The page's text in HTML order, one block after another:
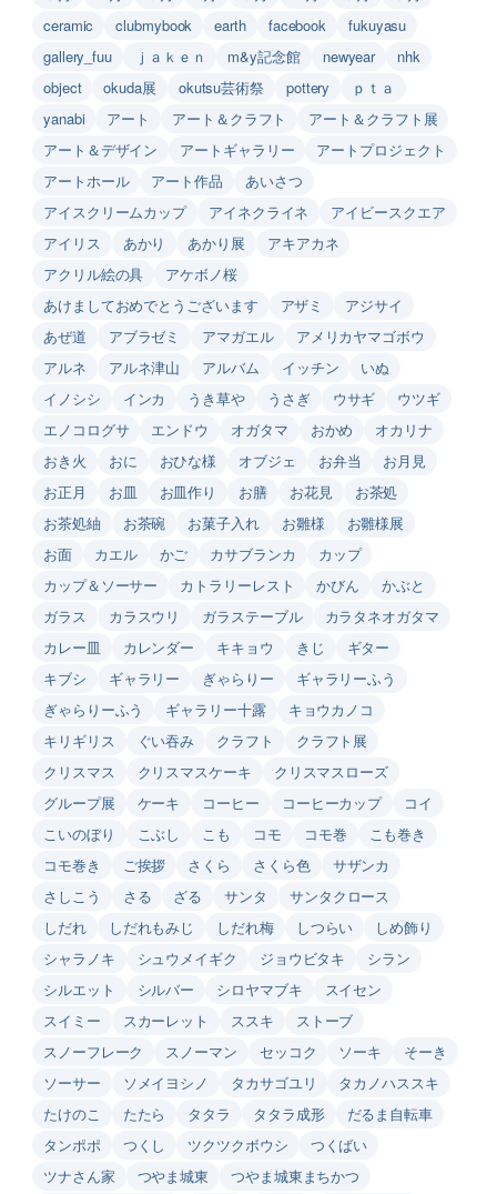
ceramic
clubmybook earth facebook
fukuyasu
gallery_fuu
ｊａｋｅｎ m&y記念館 newyear
nhk
object
okuda展 okutsu芸術祭 pottery
ｐｔａ
yanabi
アート アート＆クラフト
アート＆クラフト展
アート＆デザイン
アートギャラリー
アートプロジェクト
アートホール
アート作品
あいさつ
アイスクリームカップ
アイネクライネ
アイビースクエア
アイリス
あかり あかり展
アキアカネ
アクリル絵の具
アケボノ桜
あけましておめでとうございます
アザミ
アジサイ
あぜ道
アブラゼミ アマガエル
アメリカヤマゴボウ
アルネ
アルネ津山 アルバム イッチン
いぬ
イノシシ
インカ うき草や うさぎ ウサギ
ウツギ
エノコログサ
エンドウ オガタマ おかめ
オカリナ
おき火
おに おひな様 オブジェ お弁当
お月見
お正月
お皿 お皿作り お膳 お花見
お茶処
お茶処紬
お茶碗 お菓子入れ お雛様
お雛様展
お面
カエル かご カサブランカ
カップ
カップ＆ソーサー
カトラリーレスト かびん
かぶと
ガラス
カラスウリ ガラステーブル
カラタネオガタマ
カレー皿
カレンダー キキョウ きじ
ギター
キブシ
ギャラリー ぎゃらりー
ギャラリーふう
ぎゃらりーふう
ギャラリー十露
キョウカノコ
キリギリス
ぐい吞み クラフト
クラフト展
クリスマス
クリスマスケーキ
クリスマスローズ
グループ展
ケーキ コーヒー コーヒーカップ
コイ
こいのぼり
こぶし こも コモ コモ巻
こも巻き
コモ巻き
ご挨拶 さくら さくら色
サザンカ
さしこう
さる ざる サンタ
サンタクロース
しだれ
しだれもみじ しだれ梅 しつらい
しめ飾り
シャラノキ
シュウメイギク ジョウビタキ
シラン
シルエット
シルバー シロヤマブキ
スイセン
スイミー
スカーレット ススキ
ストーブ
スノーフレーク
スノーマン セッコク ソーキ
そーき
ソーサー
ソメイヨシノ タカサゴユリ
タカノハススキ
たけのこ
たたら タタラ タタラ成形
だるま自転車
タンポポ
つくし ツクツクボウシ
つくばい
ツナさん家
つやま城東
つやま城東まちかつ